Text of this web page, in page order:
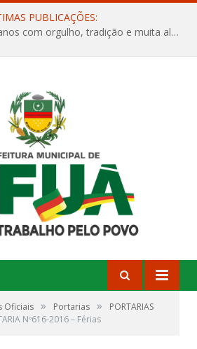
PUBLICAÇÕES:
Afuá comemora 136 anos com orgulho, tradição e muita alegria na Quadra Dr. Nelson Salomão
Oficiais » Portarias »
PORTARIAS
Nº616-2016 – Férias